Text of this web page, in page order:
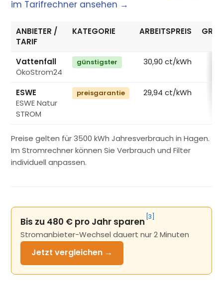
im Tarifrechner ansehen →
ANBIETER /
TARIF
KATEGORIE ARBEITSPREIS
Vattenfall
ÖkoStrom24
günstigster
30,90 ct/kWh
ESWE
ESWE Natur
STROM
preisgarantie
29,94 ct/kWh
Preise gelten für 3500 kWh Jahresverbrauch in Hagen.
Im Stromrechner können Sie Verbrauch und Filter
individuell anpassen.
Bis zu 480 € pro Jahr sparen [3]
Stromanbieter-Wechsel dauert nur 2 Minuten
Jetzt vergleichen →